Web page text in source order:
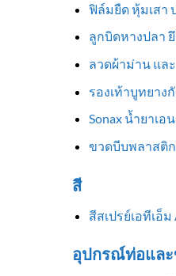
ฟิล์มยืด หุ้มเสา
ลูกบิดหางปลา
ลวดผ้าม่าน แล
รองเท้าบูทยาง
Sonax น้ำยาเอ
ขวดบีบพลาสติ
สี
สีสเปรย์เอทีเอ็ม
อุปกรณ์ท่อแล